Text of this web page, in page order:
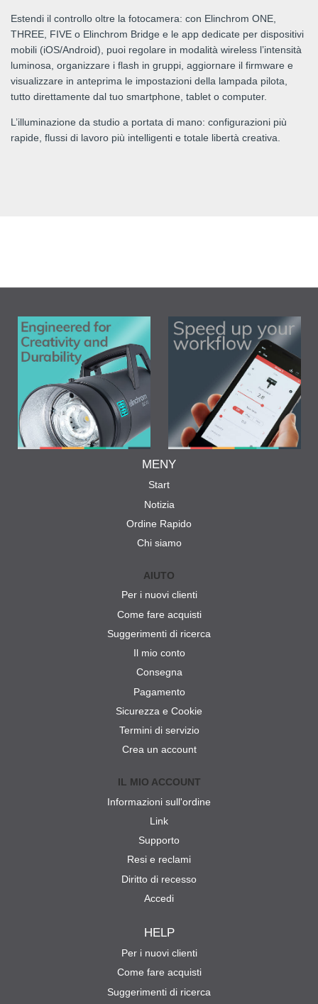
Estendi il controllo oltre la fotocamera: con Elinchrom ONE,
THREE, FIVE o Elinchrom Bridge e le app dedicate per dispositivi
mobili (iOS/Android), puoi regolare in modalità wireless l’intensità
luminosa, organizzare i flash in gruppi, aggiornare il firmware e
visualizzare in anteprima le impostazioni della lampada pilota,
tutto direttamente dal tuo smartphone, tablet o computer.
L’illuminazione da studio a portata di mano: configurazioni più
rapide, flussi di lavoro più intelligenti e totale libertà creativa.
MENY
Start
Notizia
Ordine Rapido
Chi siamo
AIUTO
Per i nuovi clienti
Come fare acquisti
Suggerimenti di ricerca
Il mio conto
Consegna
Pagamento
Sicurezza e Cookie
Termini di servizio
Crea un account
IL MIO ACCOUNT
Informazioni sull'ordine
Link
Supporto
Resi e reclami
Diritto di recesso
Accedi
HELP
Per i nuovi clienti
Come fare acquisti
Suggerimenti di ricerca